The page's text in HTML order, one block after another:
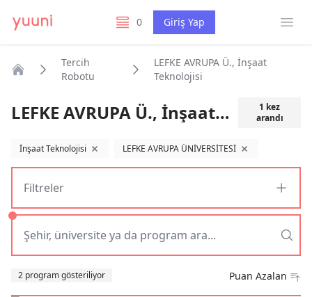
0
listelerim Giriş Yap
Tercih
Robotu
LEFKE AVRUPA Ü., İnşaat
Teknolojisi
LEFKE AVRUPA Ü., İnşaat Teknolojisi 1 kez
arandı
İnşaat Teknolojisi filtreyi kaldırLEFKE AVRUPA ÜNİVERSİTESİ filtreyi kaldır
Filtreler
2 program gösteriliyor Puan Azalan